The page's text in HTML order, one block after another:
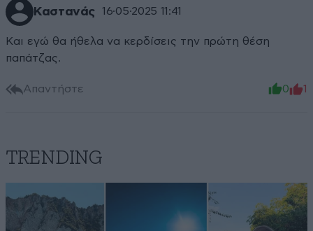
Καστανάς 16·05·2025 11:41
Και εγώ θα ήθελα να κερδίσεις την πρώτη θέση
παπάτζας.
Απαντήστε 0 1
TRENDING